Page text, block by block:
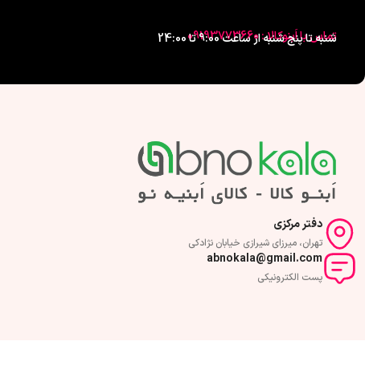
تماس با اَبنوکالا : 09193773660
شنبه تا پنج شنبه از ساعت 9:00 تا 24:00
دفتر مرکزی
تهران، میرزای شیرازی خیابان نژادکی
abnokala@gmail.com
پست الکترونیکی